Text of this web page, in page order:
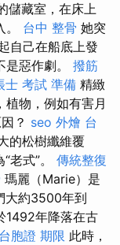
儲藏室，在床上
台中 整骨 她突
自己在船底上發
惡作劇。 撥筋
士 考試 準備 精緻
植物，例如有害月
？ seo 外燴 台
的松樹纖維覆
老式”。 傳統整復
瑪麗（Marie）是
大約3500年到
1492年降落在古
台胞證 期限 此時，